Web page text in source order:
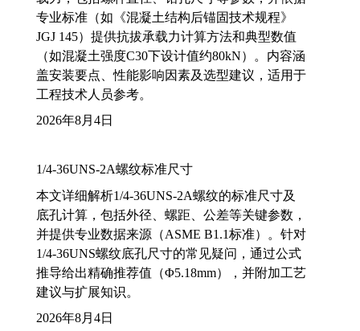
专业标准（如《混凝土结构后锚固技术规程》
JGJ 145）提供抗拔承载力计算方法和典型数值
（如混凝土强度C30下设计值约80kN）。内容涵
盖安装要点、性能影响因素及选型建议，适用于
工程技术人员参考。
2026年8月4日
1/4-36UNS-2A螺纹标准尺寸
本文详细解析1/4-36UNS-2A螺纹的标准尺寸及
底孔计算，包括外径、螺距、公差等关键参数，
并提供专业数据来源（ASME B1.1标准）。针对
1/4-36UNS螺纹底孔尺寸的常见疑问，通过公式
推导给出精确推荐值（Φ5.18mm），并附加工艺
建议与扩展知识。
2026年8月4日